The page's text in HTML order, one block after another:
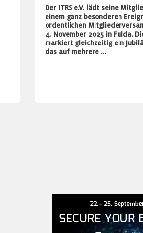
Der ITRS e.V. lädt seine
einem ganz besonderen
ordentlichen
4. November 2025 in Fulda.
markiert gleichzeitig ein
das auf mehrere …